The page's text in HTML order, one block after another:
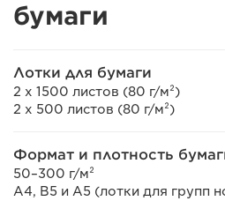
бумаги
Лотки для бумаги
2 x 1500 листов (80 г/м²)
2 x 500 листов (80 г/м²)
Формат и плотность
50–300 г/м²
A4, B5 и А5 (лотки для групп